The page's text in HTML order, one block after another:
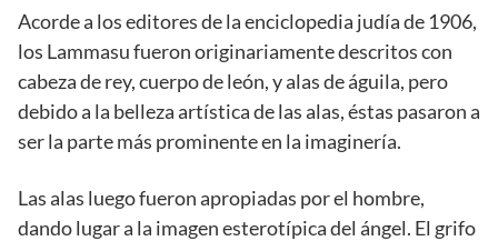
Acorde a los editores de la enciclopedia judía de 1906,
los Lammasu fueron originariamente descritos con
cabeza de rey, cuerpo de león, y alas de águila, pero
debido a la belleza artística de las alas, éstas pasaron a
ser la parte más prominente en la imaginería.
Las alas luego fueron apropiadas por el hombre,
dando lugar a la imagen esterotípica del ángel. El grifo